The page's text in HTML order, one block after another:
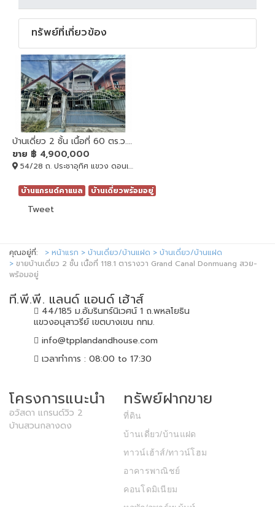
ทรัพย์ที่เกี่ยวข้อง
บ้านเดี่ยว 2 ชั้น เนื้อที่ 60 ตร.ว. โครงการบ้านสวนทองวิลล่า 6
ขาย ฿ 4,900,000
54/28 ถ. ประชาอุทิศ แขวง ดอนเมือง, ดอนเมือง, BANGKOK , 10210
บ้านแกรนด์คาแนล บ้านเดี่ยวพร้อมอยู่
Tweet
คุณอยู่ที่: หน้าแรก บ้านเดี่ยว/บ้านแฝด
บ้านเดี่ยว/บ้านแฝด
ขายบ้านเดี่ยว 2 ชั้น เนื้อที่ 118.1 ตารางวา Grand Canal Donmuang สวย-
พร้อมอยู่
ที.พี.พี. แลนด์ แอนด์ เฮ้าส์
44/185 ม.อัมรินทร์นิเวศน์ 1 ถ.พหลโยธิน
แขวงอนุสาวรีย์ เขตบางเขน กทม.
info@tpplandandhouse.com
เวลาทำการ : 08:00 to 17:30
โครงการแนะนำ
อวัสดา แกรนด์วิว 2
บ้านสวนกลางดง
ทรัพย์ฝากขาย
ที่ดิน
บ้านเดี่ยว/บ้านแฝด
ทาวน์เฮ้าส์/ทาวน์โฮม
อาคารพาณิชย์
คอนโดมิเนียม